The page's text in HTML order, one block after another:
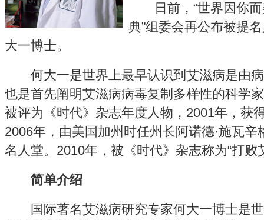
日前，“世界因你
典”组委会再公布被提
大一博士。
何大一是世界上最早认识到艾滋病是由病
也是首先阐明艾滋病病毒复制多样性的科学
被评为《时代》杂志年度人物，2001年，获
2006年，由美国加州时任州长阿诺德·施瓦
名人堂。2010年，被《时代》杂志称为“打败
简单介绍
国际著名艾滋病研究专家何大一博士是世